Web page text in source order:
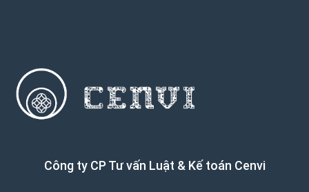
Công ty CP Tư vấn Luật & Kế toán Cenvi